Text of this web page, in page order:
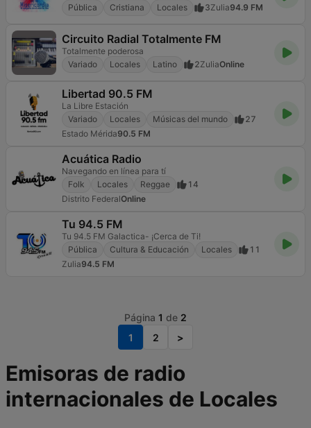
Pública
Cristiana Locales 3Zulia94.9 FM
Circuito Radial Totalmente FM
Totalmente poderosa
Variado
Locales Latino 2ZuliaOnline
Libertad 90.5 FM
La Libre Estación
Variado
Locales Músicas del mundo
27
Estado Mérida90.5 FM
Acuática Radio
Navegando en línea para tí
Folk
Locales Reggae
14
Distrito FederalOnline
Tu 94.5 FM
Tu 94.5 FM Galactica- ¡Cerca de Ti!
Pública
Cultura & Educación Locales
11
Zulia94.5 FM
Página 1 de 2
1
2 >
Emisoras de radio
internacionales de Locales